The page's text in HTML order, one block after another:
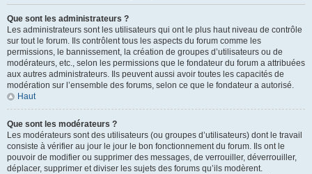
Que sont les administrateurs ?
Les administrateurs sont les utilisateurs qui ont le plus haut niveau de contrôle
sur tout le forum. Ils contrôlent tous les aspects du forum comme les
permissions, le bannissement, la création de groupes d’utilisateurs ou de
modérateurs, etc., selon les permissions que le fondateur du forum a attribuées
aux autres administrateurs. Ils peuvent aussi avoir toutes les capacités de
modération sur l’ensemble des forums, selon ce que le fondateur a autorisé.
Haut
Que sont les modérateurs ?
Les modérateurs sont des utilisateurs (ou groupes d’utilisateurs) dont le travail
consiste à vérifier au jour le jour le bon fonctionnement du forum. Ils ont le
pouvoir de modifier ou supprimer des messages, de verrouiller, déverrouiller,
déplacer, supprimer et diviser les sujets des forums qu’ils modèrent.